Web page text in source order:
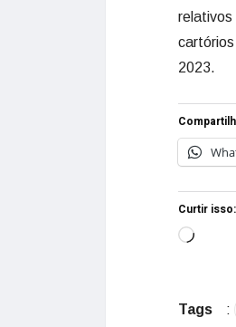
relativos
2023.
Curtir isso:
Tags :